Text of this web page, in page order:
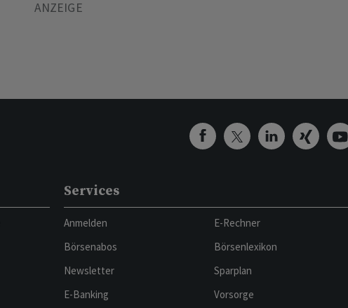
Services
Anmelden
Börsenabos
Newsletter
E-Banking
E-Rechner
Börsenlexikon
Sparplan
Vorsorge